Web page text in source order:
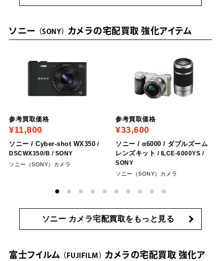
ソニー SONY カメラの宅配買取 強化アイテム
参考買取価格
¥11,800
ソニー / Cyber-shot WX350 /
‎DSCWX350/B / SONY
ソニー（SONY）カメラ
参考買取価格
¥33,600
ソニー / α6000 / ダブルズーム
レンズキット / ILCE-6000YS /
SONY
ソニー（SONY）カメラ
ソニー カメラ宅配買取をもっと見る
富士フイルム FUJIFILM
カメラの宅配買取 強化ア